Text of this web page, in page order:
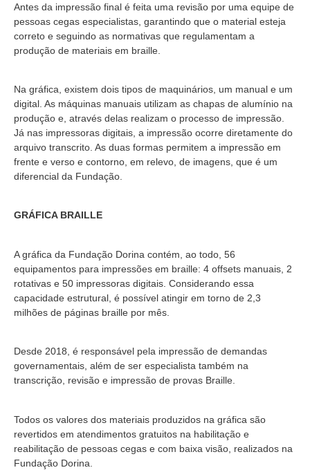
Antes da impressão final é feita uma revisão por uma equipe de
pessoas cegas especialistas, garantindo que o material esteja
correto e seguindo as normativas que regulamentam a
produção de materiais em braille.
Na gráfica, existem dois tipos de maquinários, um manual e um
digital. As máquinas manuais utilizam as chapas de alumínio na
produção e, através delas realizam o processo de impressão.
Já nas impressoras digitais, a impressão ocorre diretamente do
arquivo transcrito. As duas formas permitem a impressão em
frente e verso e contorno, em relevo, de imagens, que é um
diferencial da Fundação.
GRÁFICA BRAILLE
A gráfica da Fundação Dorina contém, ao todo, 56
equipamentos para impressões em braille: 4 offsets manuais, 2
rotativas e 50 impressoras digitais. Considerando essa
capacidade estrutural, é possível atingir em torno de 2,3
milhões de páginas braille por mês.
Desde 2018, é responsável pela impressão de demandas
governamentais, além de ser especialista também na
transcrição, revisão e impressão de provas Braille.
Todos os valores dos materiais produzidos na gráfica são
revertidos em atendimentos gratuitos na habilitação e
reabilitação de pessoas cegas e com baixa visão, realizados na
Fundação Dorina.